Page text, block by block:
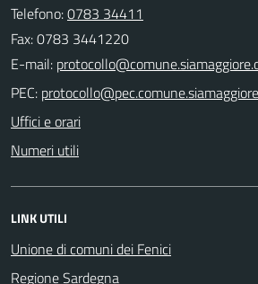
Telefono:0783 34411
Fax: 0783 3441220
E-mail:
PEC:
Uffici e orari
Numeri utili
LINK UTILI
Unione di comuni dei Fenici
Regione Sardegna